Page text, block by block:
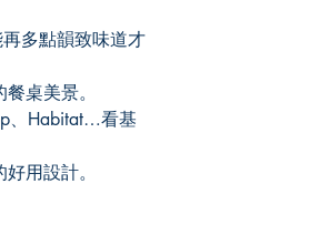
多點韻致味道才
桌美景。
、Habitat…看基
用設計。